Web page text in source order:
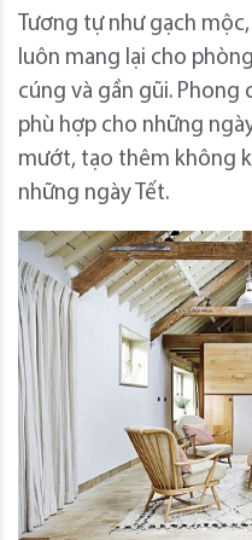
Tương tự như gạch
luôn mang lại cho
cúng và gần gũi. Phong
phù hợp cho những
mướt, tạo thêm không
những ngày Tết.